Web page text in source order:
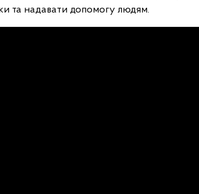
та надавати допомогу людям.